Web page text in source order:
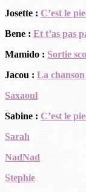
Josette : C’est le
Bene : Et t’as pas
Mamido : Sortie
Jacou : La
Saxaoul
Sabine : C’est le
Sarah
NadNad
Stephie